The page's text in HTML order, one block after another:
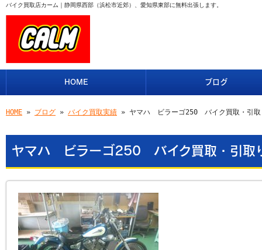
バイク買取店カーム｜静岡県西部（浜松市近郊）、愛知県東部に無料出張します。
HOME ブログ
HOME » ブログ » バイク買取実績 » ヤマハ ビラーゴ250 バイク買取・引
ヤマハ ビラーゴ250 バイク買取・引取